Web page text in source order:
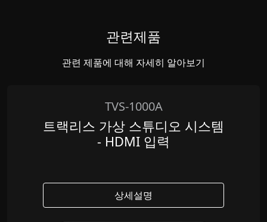
관련제품
관련 제품에 대해 자세히 알아보기
TVS-1000A
트랙리스 가상 스튜디오 시스템
- HDMI 입력
상세설명